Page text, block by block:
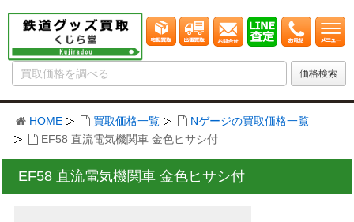
HOME 買取価格一覧
Nゲージの買取価格一覧
EF58 直流電気機関車 金色ヒサシ付
EF58 直流電気機関車 金色ヒサシ付